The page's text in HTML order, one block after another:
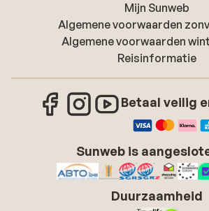
Mijn Sunweb
Algemene voorwaarden
Algemene voorwaarden
Reisinformatie
Betaal veilig
Sunweb is
Duurzaamheid